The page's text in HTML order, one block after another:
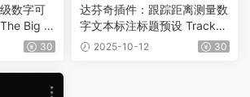
数字可
Big In
30
达芬奇插件：跟踪距离测量数
字文本标注标题预设 Tracked
Measuring 0753
2025-10-12 30